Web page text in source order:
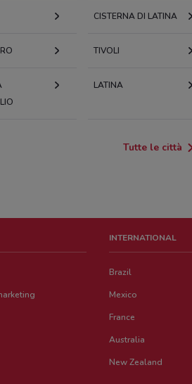
CISTERNA DI LATINA
TIVOLI
LATINA
Tutte le città
INTERNATIONAL
Brazil
Mexico
France
Australia
New Zealand